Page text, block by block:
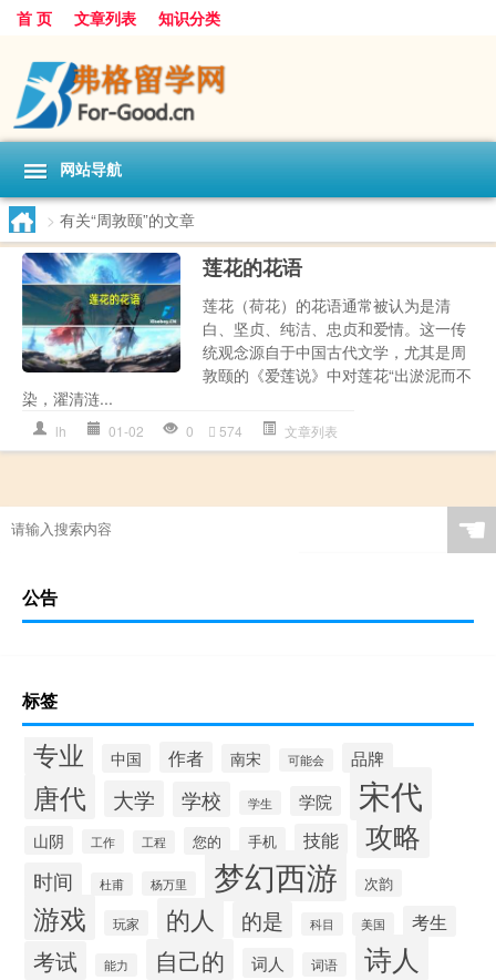
首 页 文章列表 知识分类
网站导航
> 有关“周敦颐”的文章
莲花的花语
莲花（荷花）的花语通常被认为是清
白、坚贞、纯洁、忠贞和爱情。这一传
统观念源自于中国古代文学，尤其是周
敦颐的《爱莲说》中对莲花“出淤泥而不
染，濯清涟...
lh 01-02 0 574 文章列表
☚
公告
标签
专业 中国 作者 南宋 可能会 品牌
唐代 大学 学校 学生 学院 宋代
山阴 工作 工程 您的 手机 技能 攻略
时间 杜甫 杨万里 梦幻西游 次韵
游戏 玩家 的人 的是 科目 美国 考生
考试 能力 自己的 词人 词语 诗人